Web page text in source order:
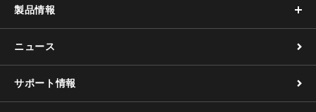
製品情報
ニュース
サポート情報